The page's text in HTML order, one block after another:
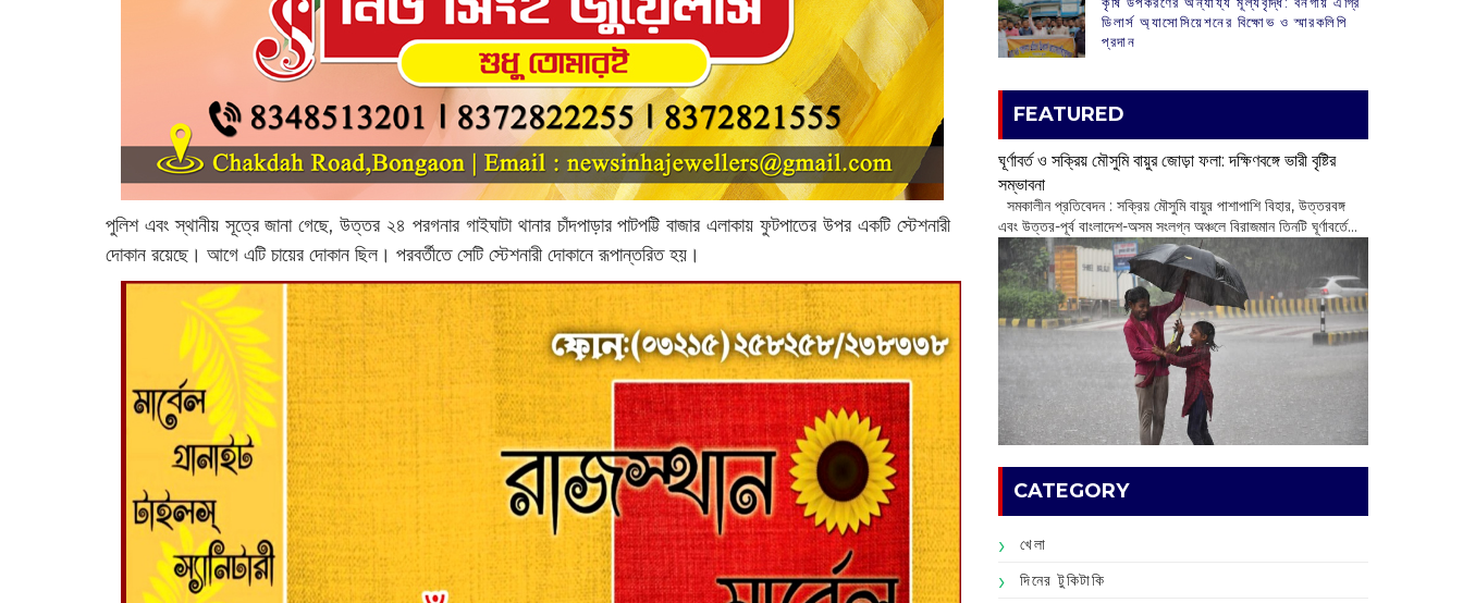
পুলিশ এবং স্থানীয় সূত্রে জানা গেছে, উত্তর ২৪ পরগনার গাইঘাটা থানার চাঁদপাড়ার পাটপট্টি বাজার এলাকায় ফুটপাতের উপর একটি স্টেশনারী
দোকান রয়েছে। আগে এটি চায়ের দোকান ছিল। পরবর্তীতে সেটি স্টেশনারী দোকানে রূপান্তরিত হয়।
ডিলার্স অ্যাসোসিয়েশনের বিক্ষোভ ও স্মারকলিপি
প্রদান
FEATURED
ঘূর্ণাবর্ত ও সক্রিয় মৌসুমি বায়ুর জোড়া ফলা: দক্ষিণবঙ্গে ভারী বৃষ্টির
সম্ভাবনা
সমকালীন প্রতিবেদন : সক্রিয় মৌসুমি বায়ুর পাশাপাশি বিহার, উত্তরবঙ্গ
এবং উত্তর-পূর্ব বাংলাদেশ-অসম সংলগ্ন অঞ্চলে বিরাজমান তিনটি ঘূর্ণাবর্তে...
CATEGORY
খেলা
দিনের টুকিটাকি